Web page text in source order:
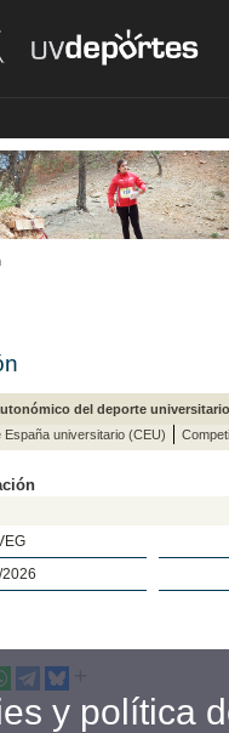
del deporte
España universitario (CEU)
y política